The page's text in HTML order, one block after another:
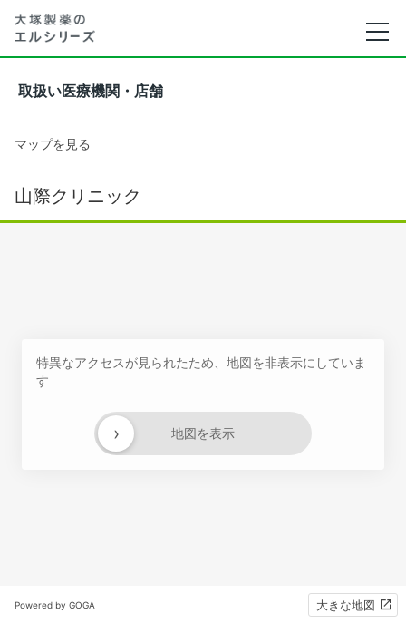
取扱い医療機関・店舗
マップを見る
山際クリニック
特異なアクセスが見られたため、地図を非表示にしていま
す
地図を表示
›
Powered by GOGA 大きな地図